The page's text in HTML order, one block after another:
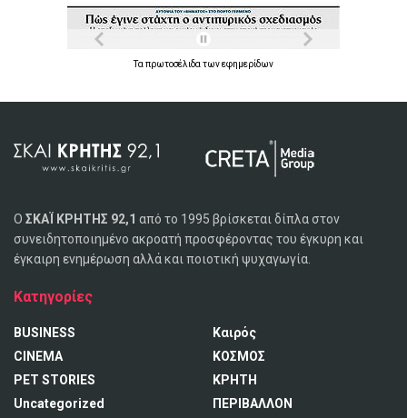
Τα πρωτοσέλιδα τωνεφημερίδων
Ο ΣΚΑΪ ΚΡΗΤΗΣ 92,1 από το 1995 βρίσκεται δίπλα στον
συνειδητοποιημένο ακροατή προσφέροντας του έγκυρη και
έγκαιρη ενημέρωση αλλά και ποιοτική ψυχαγωγία.
Κατηγορίες
BUSINESS
CINEMA
PET STORIES
Uncategorized
Καιρός
ΚΟΣΜΟΣ
ΚΡΗΤΗ
ΠΕΡΙΒΑΛΛΟΝ